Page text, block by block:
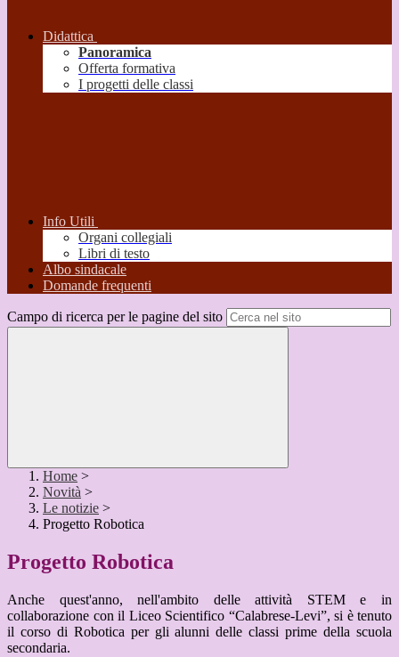
Didattica
Panoramica
Offerta formativa
I progetti delle classi
Info Utili
Organi collegiali
Libri di testo
Albo sindacale
Domande frequenti
Campo di ricerca per le pagine del sito
Home >
Novità >
Le notizie >
Progetto Robotica
Progetto Robotica
Anche quest'anno, nell'ambito delle attività STEM e in
collaborazione con il Liceo Scientifico “Calabrese-Levi”, si è tenuto
il corso di Robotica per gli alunni delle classi prime della scuola
secondaria.